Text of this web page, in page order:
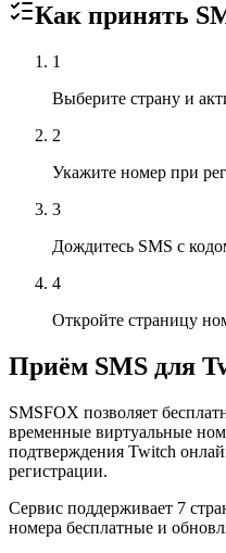
Как принять
1
Выберите страну и
2
Укажите номер при
3
Дождитесь SMS с
4
Откройте страницу
Приём SMS для
SMSFOX позволяет
временные виртуальные
подтверждения Twitch
регистрации.
Сервис поддерживает 7
номера бесплатные и